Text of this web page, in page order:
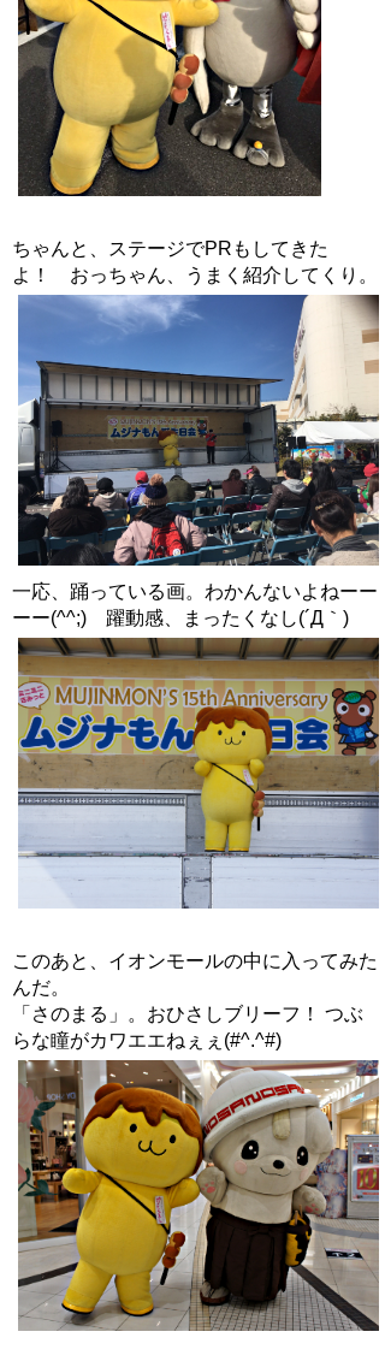
ちゃんと、ステージでPRもしてきた
よ！ おっちゃん、うまく紹介してくり。
一応、踊っている画。わかんないよねーー
ーー(^^;) 躍動感、まったくなし(´Д｀)
このあと、イオンモールの中に入ってみた
んだ。
「さのまる」。おひさしブリーフ！ つぶ
らな瞳がカワエエねぇぇ(#^.^#)